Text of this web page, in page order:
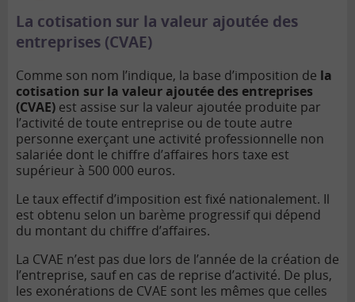
La cotisation sur la valeur ajoutée des
entreprises (CVAE)
Comme son nom l’indique, la base d’imposition de la
cotisation sur la valeur ajoutée des entreprises
(CVAE) est assise sur la valeur ajoutée produite par
l’activité de toute entreprise ou de toute autre
personne exerçant une activité professionnelle non
salariée dont le chiffre d’affaires hors taxe est
supérieur à 500 000 euros.
Le taux effectif d’imposition est fixé nationalement. Il
est obtenu selon un barème progressif qui dépend
du montant du chiffre d’affaires.
La CVAE n’est pas due lors de l’année de la création de
l’entreprise, sauf en cas de reprise d’activité. De plus,
les exonérations de CVAE sont les mêmes que celles